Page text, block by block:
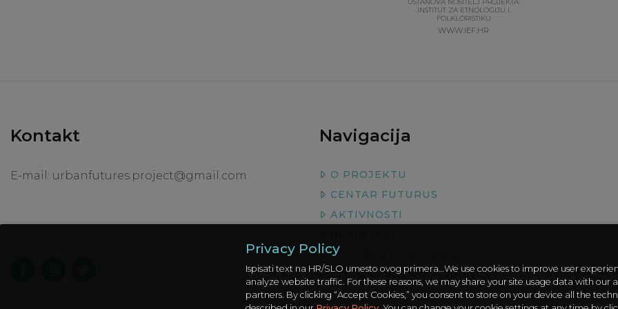
INSTITUT ZA ETNOLOGIJU I
FOLKLORISTIKU
WWW.IEF.HR
Kontakt
E-mail: urbanfutures.project@gmail.com
Navigacija
O PROJEKTU
CENTAR FUTURUS
AKTIVNOSTI
FUTURES (2020-2024)
CITYMAKING (2014-2018)
Privacy Policy
Ispisati text na HR/SLO umesto ovog primera…We use cookies to improve user
analyze website traffic. For these reasons, we may share your site usage data with our
partners. By clicking “Accept Cookies,” you consent to store on your device all the